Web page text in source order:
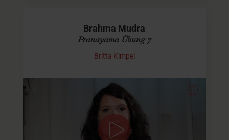
Brahma Mudra
Pranayama Übung 7
Britta Kimpel
Brahma Mudra - Entspannung für
Schultern und Nacken
Dies ist ein Praxis-Video. Wenn Du Brahma
Mudra noch nicht kennst, dann schau Dir bitte zuerst das